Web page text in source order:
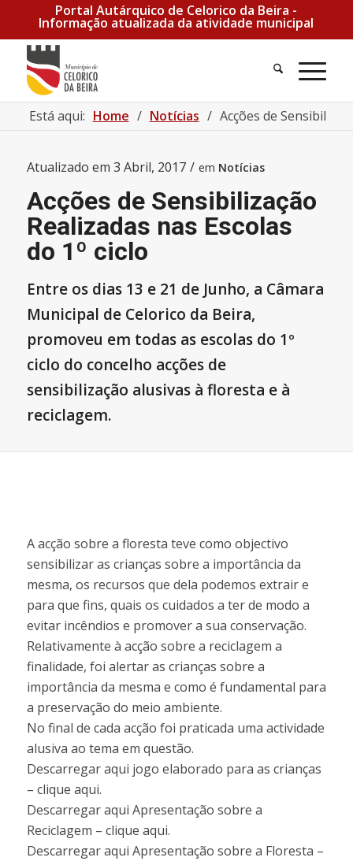
Portal Autárquico de Celorico da Beira -
Informação atualizada da atividade municipal
Pesquisa
Está aqui: Home / Notícias / Acções de
Atualizado em 3 Abril, 2017 / em Notícias
Acções de Sensibilização
Realizadas nas Escolas
do 1º ciclo
Entre os dias 13 e 21 de Junho, a Câmara
Municipal de Celorico da Beira,
promoveu em todas as escolas do 1º
ciclo do concelho acções de
sensibilização alusivas à floresta e à
reciclagem.
A acção sobre a floresta teve como objectivo
sensibilizar as crianças sobre a importância da
mesma, os recursos que dela podemos extrair e
para que fins, quais os cuidados a ter de modo a
evitar incêndios e promover a sua conservação.
Relativamente à acção sobre a reciclagem a
finalidade, foi alertar as crianças sobre a
importância da mesma e como é fundamental para
a preservação do meio ambiente.
No final de cada acção foi praticada uma actividade
alusiva ao tema em questão.
Descarregar aqui jogo elaborado para as crianças
– clique aqui.
Descarregar aqui Apresentação sobre a
Reciclagem – clique aqui.
Descarregar aqui Apresentação sobre a Floresta –